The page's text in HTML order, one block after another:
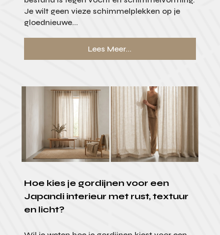
Je wilt geen vieze schimmelplekken op je
gloednieuwe...
Lees Meer...
Hoe kies je gordijnen voor een
Japandi interieur met rust, textuur
en licht?